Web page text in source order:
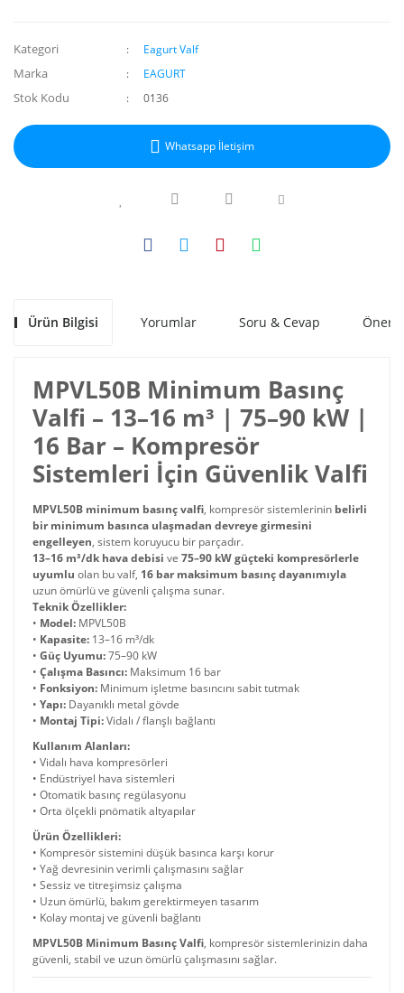
Kategori Eagurt Valf
Marka EAGURT
Stok Kodu 0136
Whatsapp İletişim
Ürün Bilgisi Yorumlar Soru & Cevap
MPVL50B Minimum Basınç
Valfi – 13–16 m³ | 75–90 kW |
16 Bar – Kompresör
Sistemleri İçin Güvenlik Valfi
MPVL50B minimum basınç valfi, kompresör sistemlerinin belirli
bir minimum basınca ulaşmadan devreye girmesini
engelleyen, sistem koruyucu bir parçadır.
13–16 m³/dk hava debisi ve 75–90 kW güçteki kompresörlerle
uyumlu olan bu valf, 16 bar maksimum basınç dayanımıyla
uzun ömürlü ve güvenli çalışma sunar.
Teknik Özellikler:
• Model: MPVL50B
• Kapasite: 13–16 m³/dk
• Güç Uyumu:75–90 kW
• Çalışma Basıncı: Maksimum 16 bar
• Fonksiyon: Minimum işletme basıncını sabit tutmak
• Yapı: Dayanıklı metal gövde
• Montaj Tipi:Vidalı / flanşlı bağlantı
Kullanım Alanları:
• Vidalı hava kompresörleri
• Endüstriyel hava sistemleri
• Otomatik basınç regülasyonu
• Orta ölçekli pnömatik altyapılar
Ürün Özellikleri:
• Kompresör sistemini düşük basınca karşı korur
• Yağ devresinin verimli çalışmasını sağlar
• Sessiz ve titreşimsiz çalışma
• Uzun ömürlü, bakım gerektirmeyen tasarım
• Kolay montaj ve güvenli bağlantı
MPVL50B Minimum Basınç Valfi, kompresör sistemlerinizin daha
güvenli, stabil ve uzun ömürlü çalışmasını sağlar.